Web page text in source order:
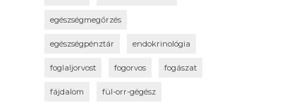
egészségmegőrzés
egészségpénztár endokrinológia
foglaljorvost fogorvos fogászat
fájdalom fül-orr-gégész